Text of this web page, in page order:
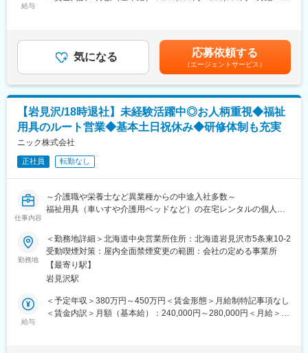
■福利厚生：
・PhiliFlex：健康増進のために使用できるポイント年72000ptを付
・Care leave制度…有給に加え10日間の本人／家族の為のケア休
暇
・Sick leave…業務外の傷病でも最大30日の療養が承認
・連続有給休暇…1年に1回以上5日連続の有給を推奨
変更の範囲：会社の定める業務
いたご利用者様宅を訪問し、状況をヒアリングし、具体的な提案
を行います。
また、ケアマネージャーや福祉介護施設の担当者には、施設で使
用される医療機器や家電、電気機器等の幅広い商材の提案営業を
お任せします。お客様のニーズに合わせた商品をメーカーから卸
し提案していく、ソリューション営業となります。
■配属部署について：
営業一人で外回りが主ですが、3～4名のチームを組んでいます。
各チームにリーダーが1名おり、情報共有や相談が活発に行われて
界の営業職や販売職など未経験から入社した社員も多く在籍して
います。
■仕事のやりがい：
営業一人が担当するエリアは1～2区程度ですが、長年お付き合い
させて頂いている方も多く、深い信頼関係を築けるのが特徴で
す。車いす一つをとっても、長期にわたり身体の一部としてご利
用いただくため、お客様一人ひとりに合わせた最適な提案をし、
使い勝手の良さを追究していきます。お客様一人ひとりのご要望
をきちんと吸い取り形にしていった結果、ご提案した福祉用具を
給与
月）※会社及び個人の業績によります。賃金はあくまでも目安の金
額であり、選考を通じて上下する可能性があります。月給(月額)は
固定手当を含めた表記です。
気になる 応募依頼する
（エージェントサービス）
【岩見沢/18時退社】未経験活躍中◎お人柄重視◆福祉
用具のルート営業◆基本土日祝休み◆研修体制も充実
ニック株式会社
正社員 転勤なし
仕事内容
～介護職や栄養士など異業種からの中途入社多数～
福祉用具（車いすや介護用ベッドなど）の在宅レンタルの個人利
法人営業を担当いただきます。
■担当業務：
・福祉用具や医療機器の選定・販売/レンタル契約・納品・契約後
の定期フォロー・住宅改修
■営業手法：
勤務地
＜勤務地詳細＞北海道中央営業所住所：北海道岩見沢市5条東10-2
受動喫煙対策：屋内全面禁煙変更の範囲：会社の定める事業所
【最寄り駅】
岩見沢駅
給与
＜予定年収＞380万円～450万円＜賃金形態＞月給制特記事項なし
＜賃金内訳＞月額（基本給）：240,000円～280,000円＜月給＞